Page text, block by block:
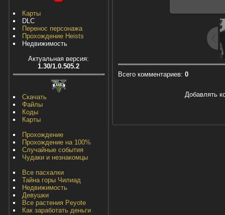
Карты
DLC
Перенос персонажа
Прохождение Heists
Недвижимость
Актуальная версия:
1.30/1.0.505.2
Скачать
Файлы
Коды
Карты
Прохождение
Прохождение на 100%
Случайные события
Чудаки и незнакомцы
Все пасхалки
Тайна горы Чилиад
Недвижимость
Девушки
Все растения Peyote
Как заработать деньги
Всего комментариев: 0
Добавлять